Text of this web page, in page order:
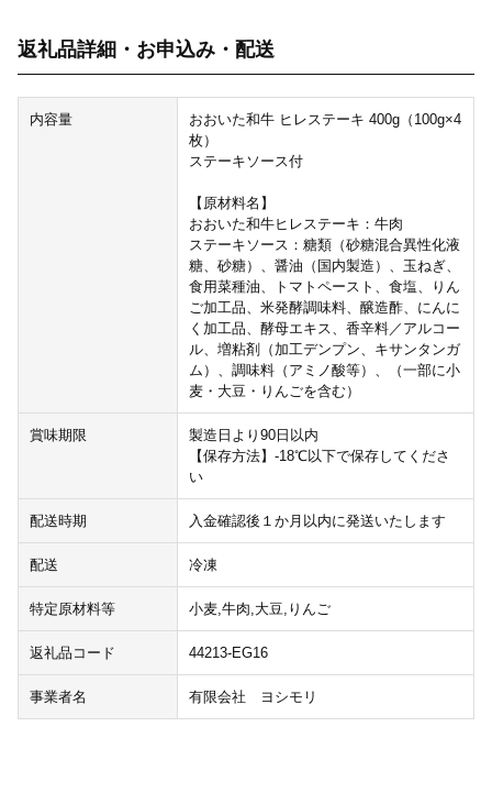
返礼品詳細・お申込み・配送
内容量
おおいた和牛 ヒレステーキ 400g（100g×4
枚）
ステーキソース付
【原材料名】
おおいた和牛ヒレステーキ：牛肉
ステーキソース：糖類（砂糖混合異性化液
糖、砂糖）、醤油（国内製造）、玉ねぎ、
食用菜種油、トマトペースト、食塩、りん
ご加工品、米発酵調味料、醸造酢、にんに
く加工品、酵母エキス、香辛料／アルコー
ル、増粘剤（加工デンプン、キサンタンガ
ム）、調味料（アミノ酸等）、（一部に小
麦・大豆・りんごを含む）
賞味期限
製造日より90日以内
【保存方法】-18℃以下で保存してくださ
い
配送時期 入金確認後１か月以内に発送いたします
配送 冷凍
特定原材料等 小麦,牛肉,大豆,りんご
返礼品コード 44213-EG16
事業者名 有限会社 ヨシモリ